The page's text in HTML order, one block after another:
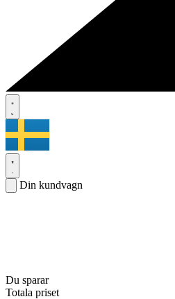
Din kundvagn
Du sparar
Totala priset